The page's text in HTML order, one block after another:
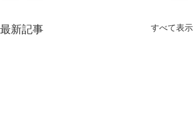
最新記事 すべて表示